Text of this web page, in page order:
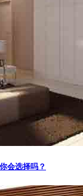
会选择吗？